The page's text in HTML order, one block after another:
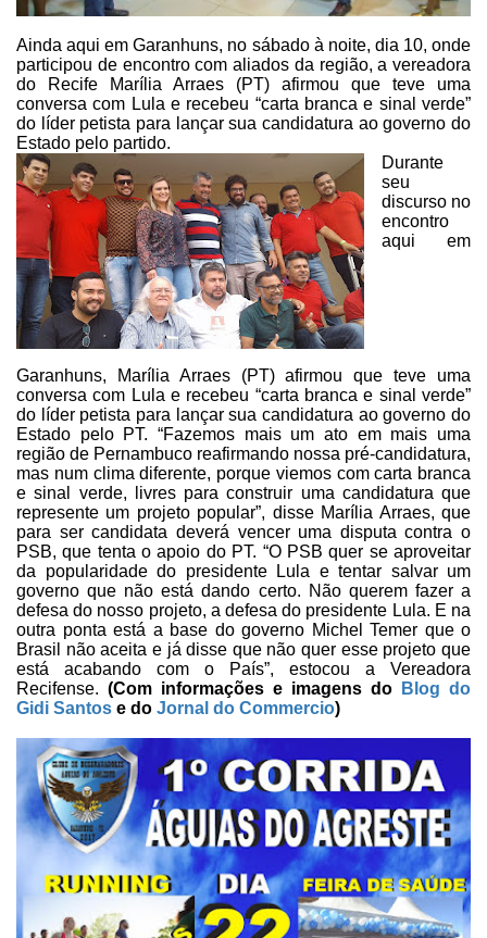
Ainda aqui em Garanhuns, no sábado à noite, dia 10, onde
participou de encontro com aliados da região, a vereadora
do Recife Marília Arraes (PT) afirmou que teve uma
conversa com Lula e recebeu “carta branca e sinal verde”
do líder petista para lançar sua candidatura ao governo do
Estado pelo partido.
Durante
seu
discurso no
encontro
aqui em
Garanhuns, Marília Arraes (PT) afirmou que teve uma
conversa com Lula e recebeu “carta branca e sinal verde”
do líder petista para lançarsua candidatura ao governo do
Estado pelo PT. “Fazemos mais um ato em mais uma
região de Pernambuco reafirmando nossa pré-candidatura,
mas num clima diferente, porque viemos com carta branca
e sinal verde, livres para construir uma candidatura que
represente um projeto popular”, disse Marília Arraes, que
para ser candidata deverá vencer uma disputa contra o
PSB, que tenta o apoio do PT. “OPSB quer se aproveitar
da popularidade do presidente Lula e tentar salvar um
governo que não está dando certo. Não querem fazer a
defesa do nosso projeto, a defesa do presidente Lula. E na
outra ponta está a base do governo Michel Temer que o
Brasil não aceita e já disse que não quer esse projeto que
está acabando com o País”, estocou a Vereadora
Recifense. (Com informações e imagens do
Blog do
Gidi Santos e do Jornal do Commercio)